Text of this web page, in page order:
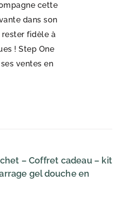
cette
dans son
fidèle à
! Step One
ventes en
– Coffret cadeau – kit
gel douche en